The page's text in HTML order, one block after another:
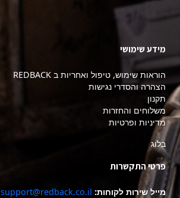
מידע שימושי
הוראות שימוש, טיפול ואחריות ב REDBACK
הצהרה והסדרי נגישות
תקנון
משלוחים והחזרות
מדיניות ופרטיות
בלוג
פרטי התקשרות
מייל שירות לקוחות: support@redback.co.il